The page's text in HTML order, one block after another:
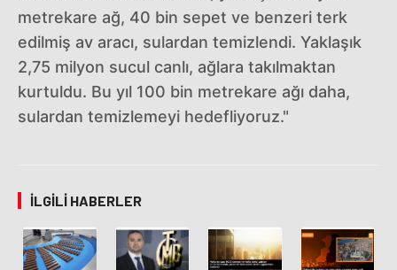
metrekare ağ, 40 bin sepet ve benzeri terk
edilmiş av aracı, sulardan temizlendi. Yaklaşık
2,75 milyon sucul canlı, ağlara takılmaktan
kurtuldu. Bu yıl 100 bin metrekare ağı daha,
sulardan temizlemeyi hedefliyoruz."
İLGILI HABERLER